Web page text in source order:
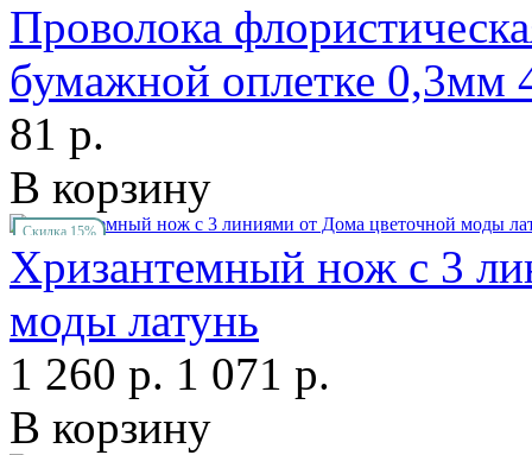
Проволока
бумажной оплетке 0,3мм
81 р.
В корзину
Скидка 15%
Хризантемный нож с 3
моды латунь
1 260 р. 1 071 р.
В корзину